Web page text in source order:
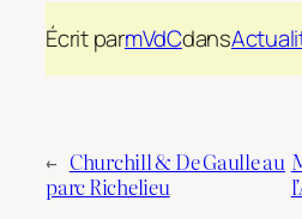
Écrit parmVdCdans
← Churchill & De Gaulle au
parc Richelieu